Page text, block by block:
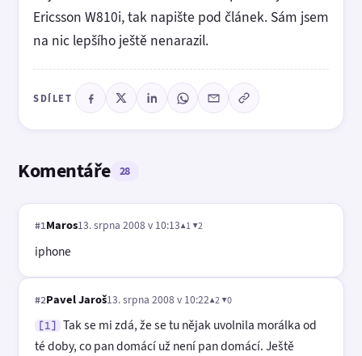
Ericsson W810i, tak napište pod článek. Sám jsem
na nic lepšího ještě nenarazil.
SDÍLET
Komentáře 28
#1Maros13. srpna 2008 v 10:13▲1 ▼2
iphone
#2Pavel Jaroš13. srpna 2008 v 10:22▲2 ▼0
[1]
Tak se mi zdá, že se tu nějak uvolnila morálka od
té doby, co pan domácí už není pan domácí. Ještě